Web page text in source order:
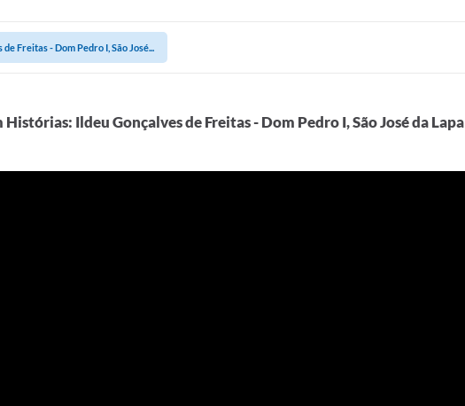
Freitas - Dom Pedro I, São José...
Histórias: Ildeu Gonçalves de Freitas - Dom Pedro I, São José da Lapa